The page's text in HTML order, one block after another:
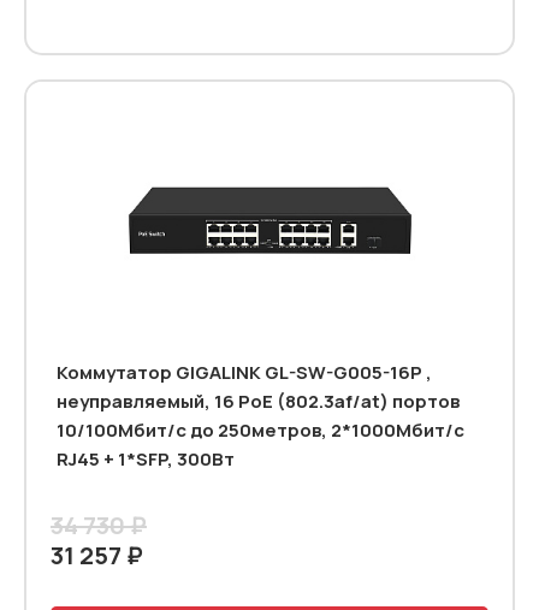
Коммутатор GIGALINK GL-SW-G005-16P ,
неуправляемый, 16 PoE (802.3af/at) портов
10/100Мбит/с до 250метров, 2*1000Mбит/c
RJ45 + 1*SFP, 300Вт
34 730 ₽
31 257 ₽